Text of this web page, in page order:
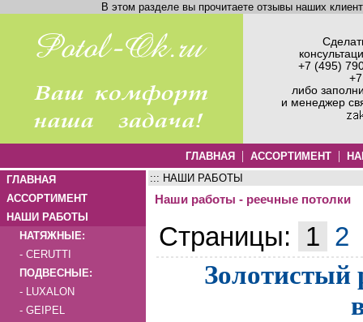
В этом разделе вы прочитаете отзывы наших
+7 (495)
либо
и менеджер
ГЛАВНАЯ | АССОРТИМЕНТ |
ГЛАВНАЯ
АССОРТИМЕНТ
НАШИ РАБОТЫ
НАТЯЖНЫЕ:
- CERUTTI
ПОДВЕСНЫЕ:
- LUXALON
- GEIPEL
::: НАШИ РАБОТЫ
Наши работы - реечные потолки
Страницы: 1 2
Золотистый